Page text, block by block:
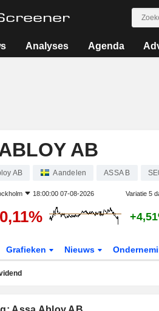
Analyses Agenda
AB
AB Aandelen ASSA B
18:00:00 07-08-2026 Variatie 5
Grafieken Nieuws